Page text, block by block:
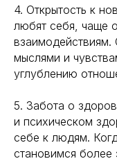
4. Открытость к
любят себя, чаще
взаимодействиям.
мыслями и
углублению
5. Забота о
и психическом
себе к людям.
становимся более